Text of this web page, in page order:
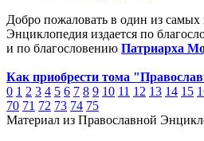
Добро пожаловать в один из
Энциклопедия издается по
и по благословению Патриарха
Как приобрести тома
0 1 2 3 4 5 6 7 8 9 10 11 12 13 14 15
70 71 72 73 74 75
Материал из Православной